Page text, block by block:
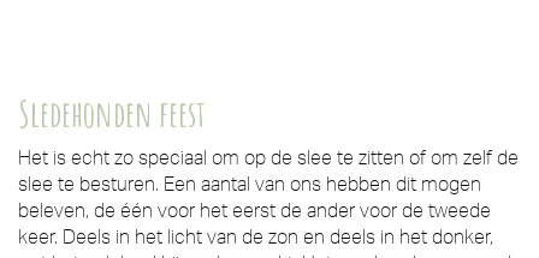
Sledehonden feest
Het is echt zo speciaal om op de slee te zitten of om zelf de
slee te besturen. Een aantal van ons hebben dit mogen
beleven, de één voor het eerst de ander voor de tweede
keer. Deels in het licht van de zon en deels in het donker,